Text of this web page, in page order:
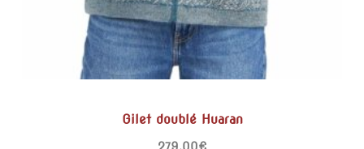
Gilet doublé Huaran